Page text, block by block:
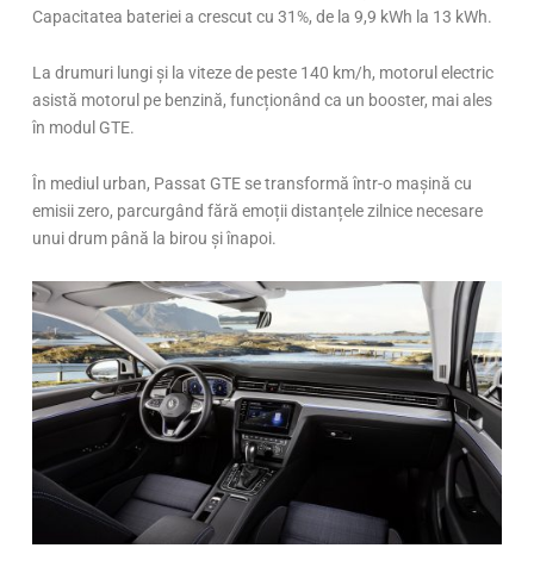
Capacitatea bateriei a crescut cu 31%, de la 9,9 kWh la 13 kWh.
La drumuri lungi și la viteze de peste 140 km/h, motorul electric
asistă motorul pe benzină, funcționând ca un booster, mai ales
în modul GTE.
În mediul urban, Passat GTE se transformă într-o mașină cu
emisii zero, parcurgând fără emoții distanțele zilnice necesare
unui drum până la birou și înapoi.